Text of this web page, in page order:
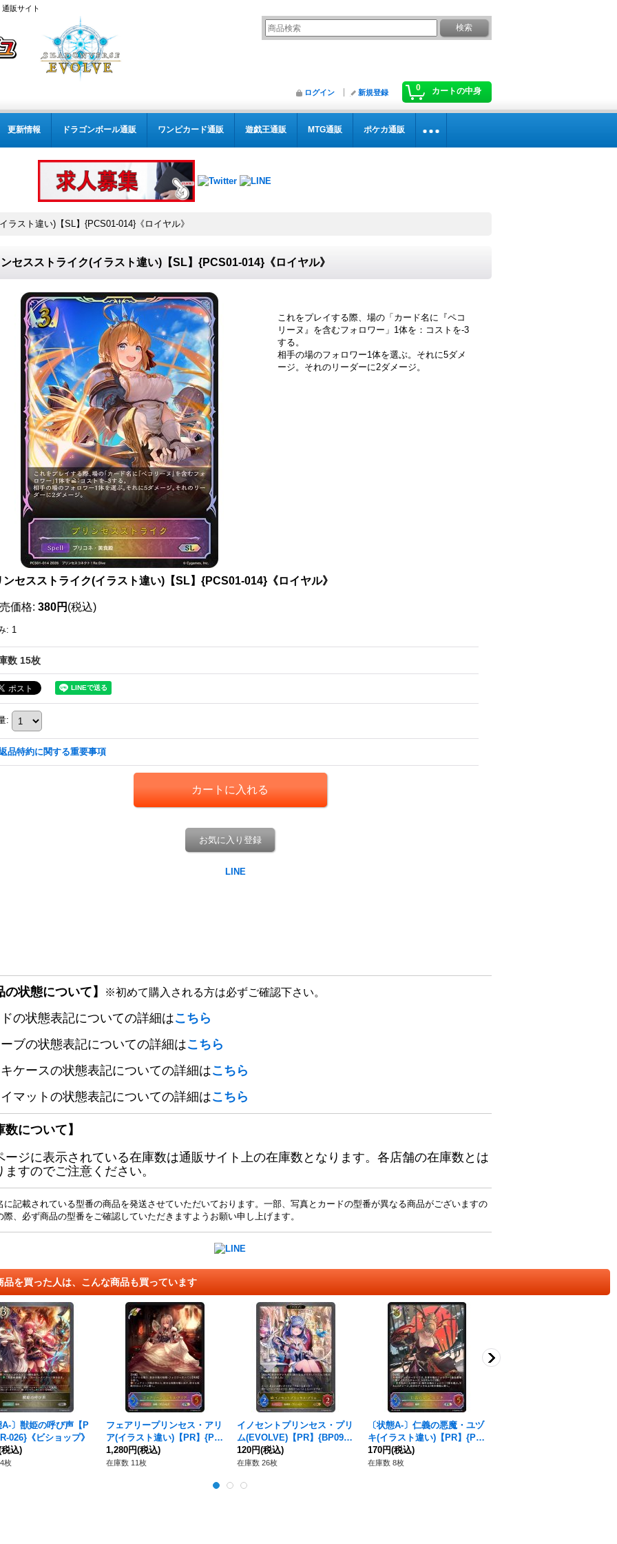
販サイト
0 カートの中身
ログイン 新規登録
更新情報 ドラゴンボール通販 ワンピカード通販 遊戯王通販 MTG通販 ポケカ通販
ラスト違い)【SL】{PCS01-014}《ロイヤル》
セスストライク(イラスト違い)【SL】{PCS01-014}《ロイヤル》
これをプレイする際、場の「カード名に『ペコ
リーヌ』を含むフォロワー」1体を：コストを-3
する。
相手の場のフォロワー1体を選ぶ。それに5ダメ
ージ。それのリーダーに2ダメージ。
ンセスストライク(イラスト違い)【SL】{PCS01-014}《ロイヤル》
価格: 380円 (税込)
: 1
数 15枚
:
品特約に関する重要事項
お気に入り登録
の状態について】 ※初めて購入される方は必ずご確認下さい。
の状態表記についての詳細はこちら
ブの状態表記についての詳細はこちら
ケースの状態表記についての詳細はこちら
マットの状態表記についての詳細はこちら
数について】
ージに表示されている在庫数は通販サイト上の在庫数となります。各店舗の在庫数とは
ますのでご注意ください。
記載されている型番の商品を発送させていただいております。一部、写真とカードの型番が異なる商品がございますの
際、必ず商品の型番をご確認していただきますようお願い申し上げます。
品を買った人は、こんな商品も買っています
A-〕獣姫の呼び声【P
026}《ビショップ》
税込)
枚
フェアリープリンセス・アリ
ア(イラスト違い)【PR】{PR-
051}《エルフ》
1,280円(税込)
在庫数 11枚
イノセントプリンセス・プリ
ム(EVOLVE)【PR】{BP09-P
07}《ロイヤル》
120円(税込)
在庫数 26枚
〔状態A-〕仁義の悪魔・ユヅ
キ(イラスト違い)【PR】{PR-
139}《ナイトメア》
170円(税込)
在庫数 8枚